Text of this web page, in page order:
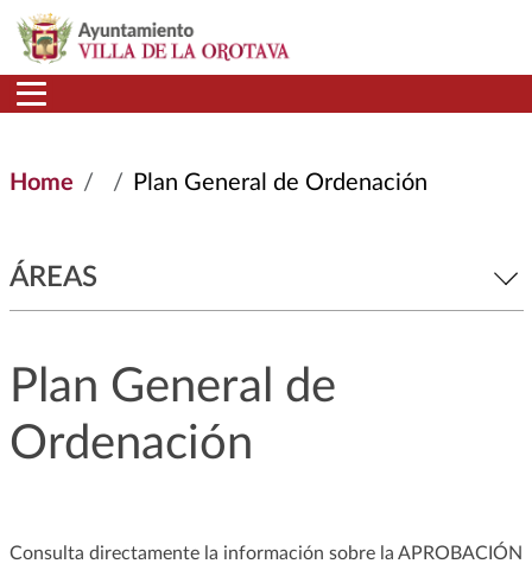
Skip to main content
Home Plan General de Ordenación
ÁREAS
Plan General de
Ordenación
Consulta directamente la información sobre la APROBACIÓN